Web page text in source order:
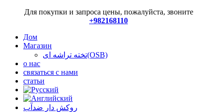
ПерейтиДля покупки и запроса цены, пожалуйста, звоните
+982168110
Дом
Магазин
تخته تراشه ای(OSB)
о нас
связаться с нами
статьи
روکش دار ضدآب